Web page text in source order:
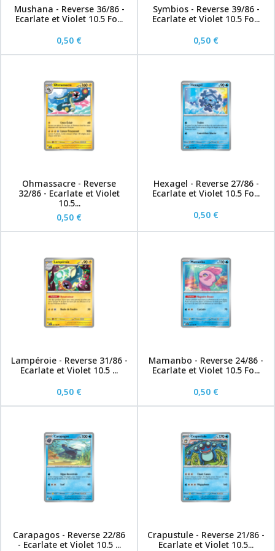
Mushana - Reverse 36/86 -
Ecarlate et Violet 10.5 Fo...
0,50 €
Symbios - Reverse 39/86 -
Ecarlate et Violet 10.5 Fo...
0,50 €
Ohmassacre - Reverse
32/86 - Ecarlate et Violet
10.5...
0,50 €
Hexagel - Reverse 27/86 -
Ecarlate et Violet 10.5 Fo...
0,50 €
Lampéroie - Reverse 31/86 -
Ecarlate et Violet 10.5 ...
0,50 €
Mamanbo - Reverse 24/86 -
Ecarlate et Violet 10.5 Fo...
0,50 €
Carapagos - Reverse 22/86
- Ecarlate et Violet 10.5 ...
Crapustule - Reverse 21/86 -
Ecarlate et Violet 10.5...